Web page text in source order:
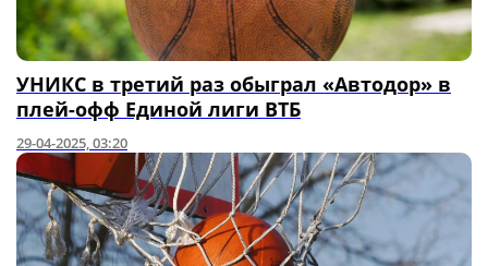
УНИКС в третий раз обыграл «Автодор» в
плей-офф Единой лиги ВТБ
29-04-2025, 03:20